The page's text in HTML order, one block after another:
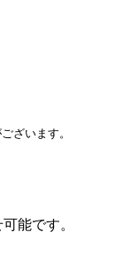
ざいます。
能です。